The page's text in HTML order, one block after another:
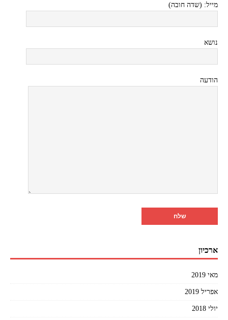
מייל: (שדה חובה)
נושא
הודעה
ארכיון
מאי 2019
אפריל 2019
יולי 2018